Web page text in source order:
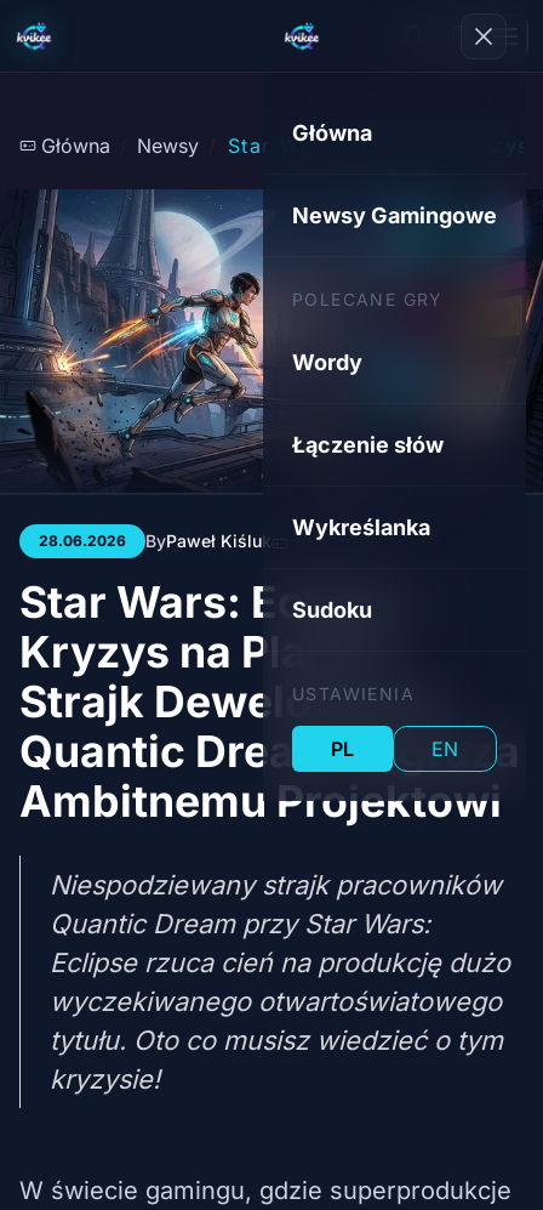
Główna
Newsy Gamingowe
POLECANE GRY
Wordy
Łączenie słów
Wykreślanka
Sudoku
USTAWIENIA
PL EN
Główna Newsy Star Wars: Eclipse - Kryzys
28.06.2026 ByPaweł Kiśluk 3 min 23
Star Wars: Eclipse -
Kryzys na Planie?
Strajk Deweloperów
Quantic Dream Zagraża
Ambitnemu Projektowi
Niespodziewany strajk pracowników
Quantic Dream przy Star Wars:
Eclipse rzuca cień na produkcję dużo
wyczekiwanego otwartoświatowego
tytułu. Oto co musisz wiedzieć o tym
kryzysie!
W świecie gamingu, gdzie superprodukcje